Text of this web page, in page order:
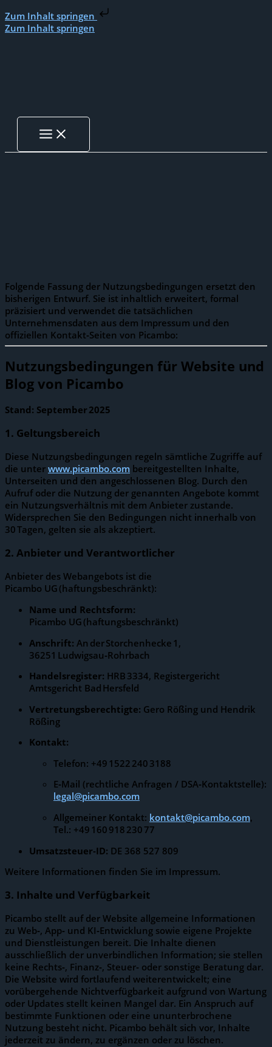
Zum Inhalt springen
Zum Inhalt springen
Folgende Fassung der Nutzungsbedingungen ersetzt den
bisherigen Entwurf. Sie ist inhaltlich erweitert, formal
präzisiert und verwendet die tatsächlichen
Unternehmensdaten aus dem Impressum und den
offiziellen Kontakt‑Seiten von Picambo:
Nutzungsbedingungen für Website und
Blog von Picambo
Stand: September 2025
1. Geltungsbereich
Diese Nutzungsbedingungen regeln sämtliche Zugriffe auf
die unter www.picambo.com bereitgestellten Inhalte,
Unterseiten und den angeschlossenen Blog. Durch den
Aufruf oder die Nutzung der genannten Angebote kommt
ein Nutzungsverhältnis mit dem Anbieter zustande.
Widersprechen Sie den Bedingungen nicht innerhalb von
30 Tagen, gelten sie als akzeptiert.
2. Anbieter und Verantwortlicher
Anbieter des Webangebots ist die
Picambo UG (haftungsbeschränkt):
Name und Rechtsform:
Picambo UG (haftungsbeschränkt)
Anschrift: An der Storchenhecke 1,
36251 Ludwigsau‑Rohrbach
Handelsregister: HRB 3334, Registergericht
Amtsgericht Bad Hersfeld
Vertretungsberechtigte: Gero Rößing und Hendrik
Rößing
Kontakt:
Telefon: +49 1522 240 3188
E‑Mail (rechtliche Anfragen / DSA‑Kontaktstelle):
legal@picambo.com
Allgemeiner Kontakt: kontakt@picambo.com,
Tel.: +49 160 918 230 77
Umsatzsteuer‑ID: DE 368 527 809
Weitere Informationen finden Sie im Impressum.
3. Inhalte und Verfügbarkeit
Picambo stellt auf der Website allgemeine Informationen
zu Web‑, App‑ und KI‑Entwicklung sowie eigene Projekte
und Dienstleistungen bereit. Die Inhalte dienen
ausschließlich der unverbindlichen Information; sie stellen
keine Rechts‑, Finanz‑, Steuer‑ oder sonstige Beratung dar.
Die Website wird fortlaufend weiterentwickelt; eine
vorübergehende Nichtverfügbarkeit aufgrund von Wartung
oder Updates stellt keinen Mangel dar. Ein Anspruch auf
bestimmte Funktionen oder eine ununterbrochene
Nutzung besteht nicht. Picambo behält sich vor, Inhalte
jederzeit zu ändern, zu ergänzen oder zu löschen.